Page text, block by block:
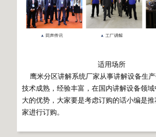
适用场所
鹰米分区讲解系统厂家从事讲解设备生产
技术成熟，经验丰富，在国内讲解设备领
大的优势，大家要是考虑订购的话小编是
家进行订购。